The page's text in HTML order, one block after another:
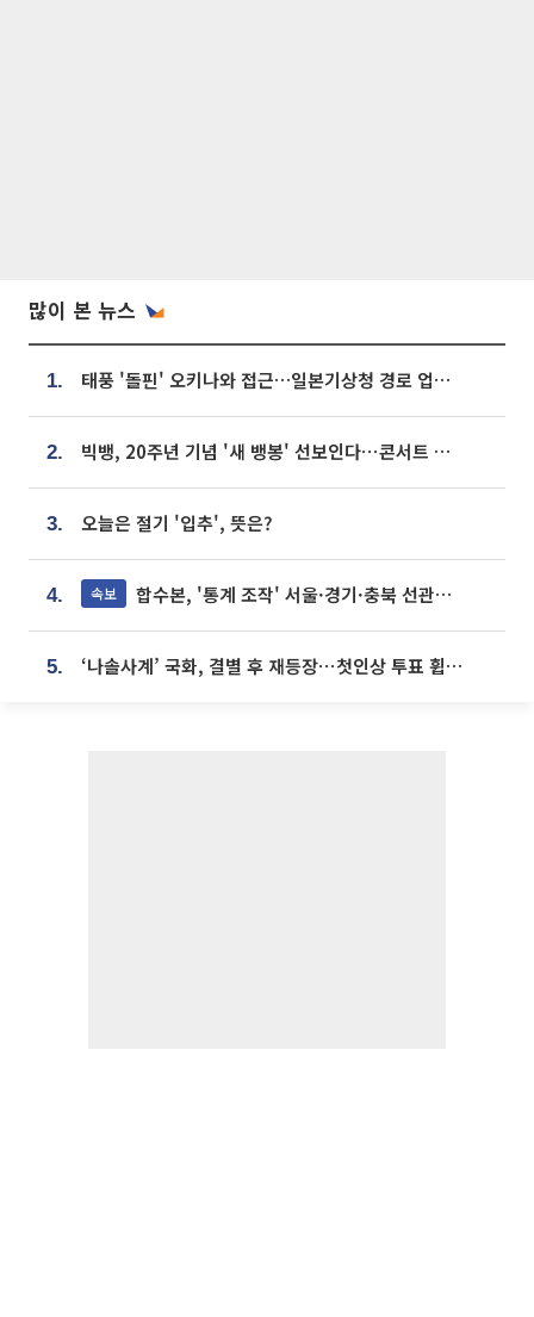
많이 본 뉴스
1. 태풍 '돌핀' 오키나와 접근…일본기상청 경로 업데이트
2. 빅뱅, 20주년 기념 '새 뱅봉' 선보인다⋯콘서트 앞두고 팝업 개최
3. 오늘은 절기 '입추', 뜻은?
4. 속보 합수본, '통계 조작' 서울·경기·충북 선관위 등 추가 압수수색
5. ‘나솔사계’ 국화, 결별 후 재등장⋯첫인상 투표 휩쓸고 ‘인기녀’ 등극